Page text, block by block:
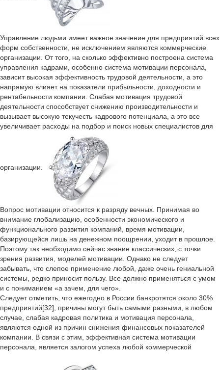
Управление людьми имеет важное значение для предприятий всех
форм собственности, не исключением являются коммерческие
организации. От того, на сколько эффективно построена система
управления кадрами, особенно система мотивации персонала,
зависит высокая эффективность трудовой деятельности, а это
напрямую влияет на показатели прибыльности, доходности и
рентабельности компании. Слабая мотивация трудовой
деятельности способствует снижению производительности и
вызывает высокую текучесть кадрового потенциала, а это все
увеличивает расходы на подбор и поиск новых специалистов для
организации.
Вопрос мотивации относится к разряду вечных. Принимая во
внимание глобализацию, особенности экономического и
функционального развития компаний, время мотивации,
базирующейся лишь на денежном поощрении, уходит в прошлое.
Поэтому так необходимо сейчас знание классических, с точки
зрения развития, моделей мотивации. Однако не следует
забывать, что слепое применение любой, даже очень гениальной
системы, редко приносит пользу. Все должно применяться с умом
и с пониманием «а зачем, для чего».
Следует отметить, что ежегодно в России банкротятся около 30%
предприятий[32], причины могут быть самыми разными, в любом
случае, слабая кадровая политика и мотивация персонала,
являются одной из причин снижения финансовых показателей
компании. В связи с этим, эффективная система мотивации
персонала, является залогом успеха любой коммерческой